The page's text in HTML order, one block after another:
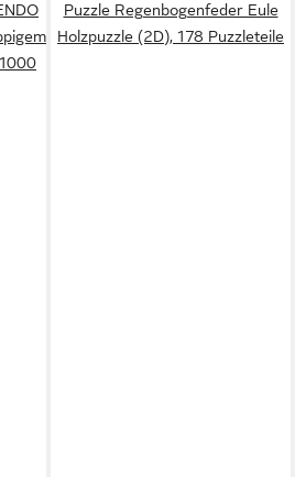
Puzzle Regenbogenfeder Eule
Holzpuzzle (2D), 178 Puzzleteile